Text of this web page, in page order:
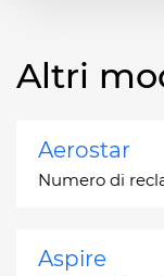
Altri
Aerostar
Numero di
Aspire